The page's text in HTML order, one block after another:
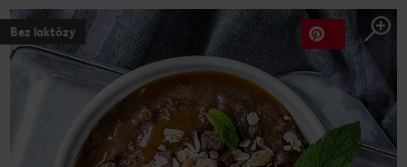
Bez laktózy